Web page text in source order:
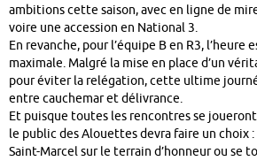
ambitions cette saison, avec en ligne de
voire une accession en National 3.
En revanche, pour l’équipe B en R3, l’heure
maximale. Malgré la mise en place d’un
pour éviter la relégation, cette ultime
entre cauchemar et délivrance.
Et puisque toutes les rencontres se
le public des Alouettes devra faire un choix :
Saint-Marcel sur le terrain d’honneur ou se